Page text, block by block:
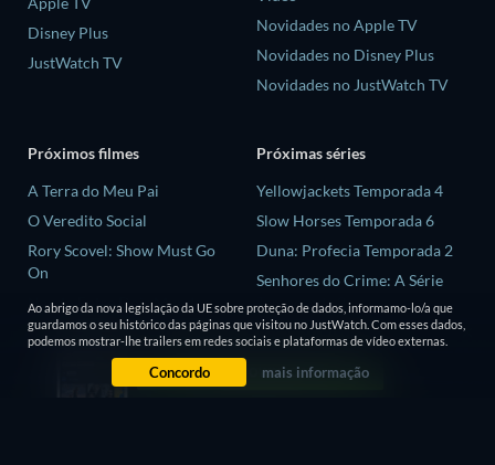
Disney Plus
JustWatch TV
Novidades no Apple TV
Novidades no Disney Plus
Novidades no JustWatch TV
Próximos filmes
A Terra do Meu Pai
O Veredito Social
Rory Scovel: Show Must Go
On
Nando Entre Dois Mundos:
Um Filme Sintonia
Pele de Rinoceronte
Próximas séries
Yellowjackets Temporada 4
Slow Horses Temporada 6
Duna: Profecia Temporada 2
Senhores do Crime: A Série
Temporada 2
Love is Blind: Reino Unido
Temporada 3
Ao abrigo da nova legislação da UE sobre proteção de dados, informamo-lo/a que
guardamos o seu histórico das páginas que visitou no JustWatch. Com esses dados,
podemos mostrar-lhe trailers em redes sociais e plataformas de vídeo externas.
Concordo mais informação